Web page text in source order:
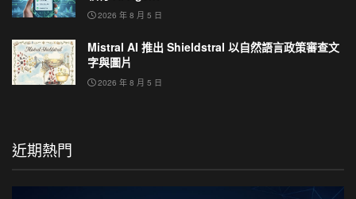
2026 年 8 月 5 日
Mistral AI 推出 Shieldstral 以自然語言政策審查文
字與圖片
2026 年 8 月 5 日
近期熱門